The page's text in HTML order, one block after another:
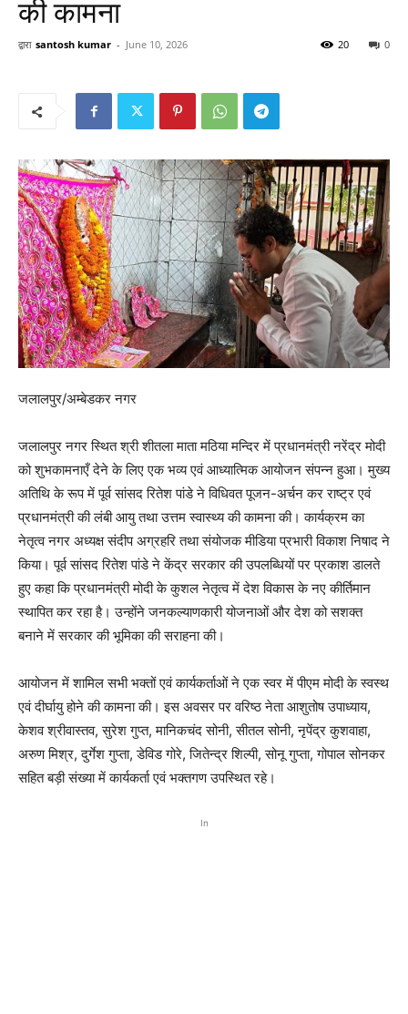
की कामना
द्वारा santosh kumar - June 10, 2026 0
20
जलालपुर/अम्बेडकर नगर
जलालपुर नगर स्थित श्री शीतला माता मठिया मन्दिर में प्रधानमंत्री नरेंद्र मोदी
को शुभकामनाएँ देने के लिए एक भव्य एवं आध्यात्मिक आयोजन संपन्न हुआ। मुख्य
अतिथि के रूप में पूर्व सांसद रितेश पांडे ने विधिवत पूजन-अर्चन कर राष्ट्र एवं
प्रधानमंत्री की लंबी आयु तथा उत्तम स्वास्थ्य की कामना की। कार्यक्रम का
नेतृत्व नगर अध्यक्ष संदीप अग्रहरि तथा संयोजक मीडिया प्रभारी विकाश निषाद ने
किया। पूर्व सांसद रितेश पांडे ने केंद्र सरकार की उपलब्धियों पर प्रकाश डालते
हुए कहा कि प्रधानमंत्री मोदी के कुशल नेतृत्व में देश विकास के नए कीर्तिमान
स्थापित कर रहा है। उन्होंने जनकल्याणकारी योजनाओं और देश को सशक्त
बनाने में सरकार की भूमिका की सराहना की।
आयोजन में शामिल सभी भक्तों एवं कार्यकर्ताओं ने एक स्वर में पीएम मोदी के स्वस्थ
एवं दीर्घायु होने की कामना की। इस अवसर पर वरिष्ठ नेता आशुतोष उपाध्याय,
केशव श्रीवास्तव, सुरेश गुप्त, मानिकचंद सोनी, सीतल सोनी, नृपेंद्र कुशवाहा,
अरुण मिश्र, दुर्गेश गुप्ता, डेविड गोरे, जितेन्द्र शिल्पी, सोनू गुप्ता, गोपाल सोनकर
सहित बड़ी संख्या में कार्यकर्ता एवं भक्तगण उपस्थित रहे।
In